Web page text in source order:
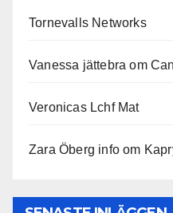
Tornevalls Networks
Vanessa jättebra om
Veronicas Lchf Mat
Zara Öberg info om